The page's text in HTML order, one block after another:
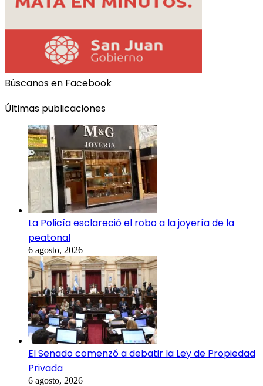
Búscanos en Facebook
Últimas publicaciones
La Policía esclareció el robo a la joyería de la
peatonal
6 agosto, 2026
El Senado comenzó a debatir la Ley de Propiedad
Privada
6 agosto, 2026